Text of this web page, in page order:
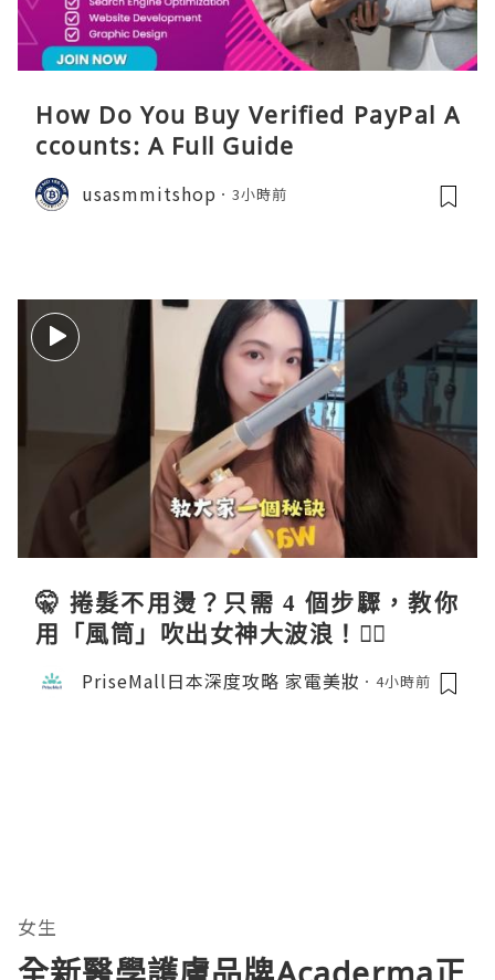
How Do You Buy Verified PayPal A
ccounts: A Full Guide
usasmmitshop 3小時前
🤫 捲髮不用燙？只需 4 個步驟，教你
用「風筒」吹出女神大波浪！💇‍♀️
PriseMall日本深度攻略 家電美妝 4小時前
女生